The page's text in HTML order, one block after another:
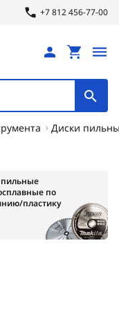
+7 812 456-77-00
Диски
по
пластику